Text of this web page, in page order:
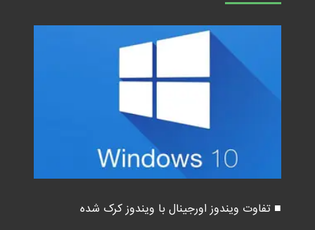
■ تفاوت ویندوز اورجینال با ویندوز کرک شده